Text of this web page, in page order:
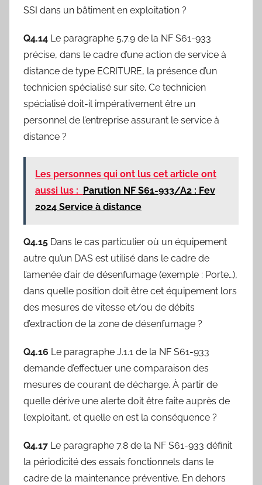
SSI dans un bâtiment en exploitation ?
Q4.14 Le paragraphe 5.7.9 de la NF S61-933
précise, dans le cadre d’une action de service à
distance de type ECRITURE, la présence d’un
technicien spécialisé sur site. Ce technicien
spécialisé doit-il impérativement être un
personnel de l’entreprise assurant le service à
distance ?
Les personnes qui ont lus cet article ont
aussi lus :
Parution NF S61-933/A2 : Fev
2024 Service à distance
Q4.15 Dans le cas particulier où un équipement
autre qu’un DAS est utilisé dans le cadre de
l’amenée d’air de désenfumage (exemple : Porte…),
dans quelle position doit être cet équipement lors
des mesures de vitesse et/ou de débits
d’extraction de la zone de désenfumage ?
Q4.16 Le paragraphe J.1.1 de la NF S61-933
demande d’effectuer une comparaison des
mesures de courant de décharge. À partir de
quelle dérive une alerte doit être faite auprès de
l’exploitant, et quelle en est la conséquence ?
Q4.17 Le paragraphe 7.8 de la NF S61-933 définit
la périodicité des essais fonctionnels dans le
cadre de la maintenance préventive. En dehors